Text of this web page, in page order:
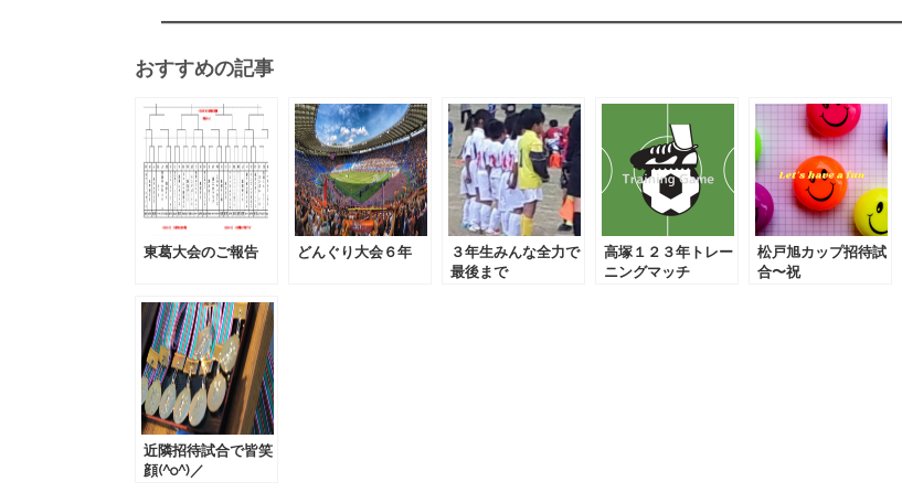
おすすめの記事
東葛大会のご報告 どんぐり大会６年
３年生みんな全力で
最後まで
高塚１２３年トレー
ニングマッチ
松戸旭カップ招待試
合〜祝
近隣招待試合で皆笑
顔(^o^)／